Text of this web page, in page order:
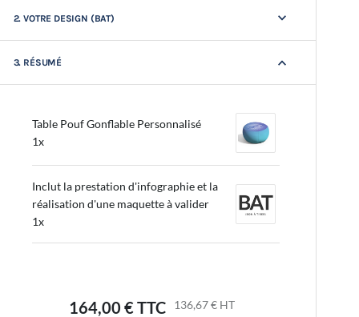
2. VOTRE DESIGN (BAT) keyboard_arrow_down
3. RÉSUMÉ keyboard_arrow_down
Table Pouf Gonflable Personnalisé
1x
Inclut la prestation d'infographie et la
réalisation d'une maquette à valider
1x
164,00 €TTC 136,67 €HT